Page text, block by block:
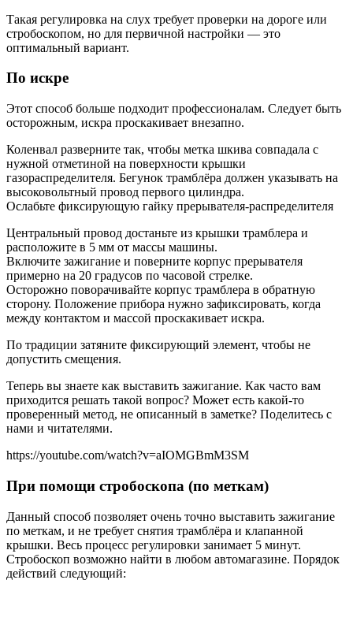
Такая регулировка на слух требует проверки на дороге или
стробоскопом, но для первичной настройки — это
оптимальный вариант.
По искре
Этот способ больше подходит профессионалам. Следует быть
осторожным, искра проскакивает внезапно.
Коленвал разверните так, чтобы метка шкива совпадала с
нужной отметиной на поверхности крышки
газораспределителя. Бегунок трамблёра должен указывать на
высоковольтный провод первого цилиндра.
Ослабьте фиксирующую гайку прерывателя-распределителя
Центральный провод достаньте из крышки трамблера и
расположите в 5 мм от массы машины.
Включите зажигание и поверните корпус прерывателя
примерно на 20 градусов по часовой стрелке.
Осторожно поворачивайте корпус трамблера в обратную
сторону. Положение прибора нужно зафиксировать, когда
между контактом и массой проскакивает искра.
По традиции затяните фиксирующий элемент, чтобы не
допустить смещения.
Теперь вы знаете как выставить зажигание. Как часто вам
приходится решать такой вопрос? Может есть какой-то
проверенный метод, не описанный в заметке? Поделитесь с
нами и читателями.
https://youtube.com/watch?v=aIOMGBmM3SM
При помощи стробоскопа (по меткам)
Данный способ позволяет очень точно выставить зажигание
по меткам, и не требует снятия трамблёра и клапанной
крышки. Весь процесс регулировки занимает 5 минут.
Стробоскоп возможно найти в любом автомагазине. Порядок
действий следующий: